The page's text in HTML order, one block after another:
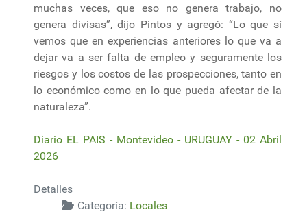
muchas veces, que eso no genera trabajo, no
genera divisas”, dijo Pintos y agregó: “Lo que sí
vemos que en experiencias anteriores lo que va a
dejar va a ser falta de empleo y seguramente los
riesgos y los costos de las prospecciones, tanto en
lo económico como en lo que pueda afectar de la
naturaleza”.
Diario EL PAIS - Montevideo - URUGUAY - 02 Abril
2026
Detalles
Categoría: Locales